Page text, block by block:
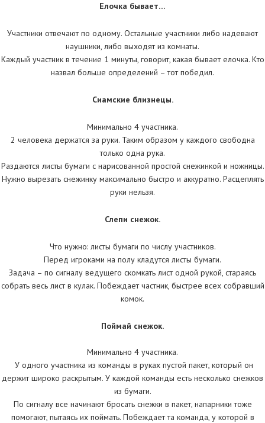
Елочка бывает…
Участники отвечают по одному. Остальные участники либо надевают
наушники, либо выходят из комнаты.
Каждый участник в течение 1 минуты, говорит, какая бывает елочка. Кто
назвал больше определений – тот победил.
Сиамские близнецы.
Минимально 4 участника.
2 человека держатся за руки. Таким образом у каждого свободна
только одна рука.
Раздаются листы бумаги с нарисованной простой снежинкой и ножницы.
Нужно вырезать снежинку максимально быстро и аккуратно. Расцеплять
руки нельзя.
Слепи снежок.
Что нужно: листы бумаги по числу участников.
Перед игроками на полу кладутся листы бумаги.
Задача – по сигналу ведущего скомкать лист одной рукой, стараясь
собрать весь лист в кулак. Побеждает частник, быстрее всех собравший
комок.
Поймай снежок.
Минимально 4 участника.
У одного участника из команды в руках пустой пакет, который он
держит широко раскрытым. У каждой команды есть несколько снежков
из бумаги.
По сигналу все начинают бросать снежки в пакет, напарники тоже
помогают, пытаясь их поймать. Побеждает та команда, у которой в